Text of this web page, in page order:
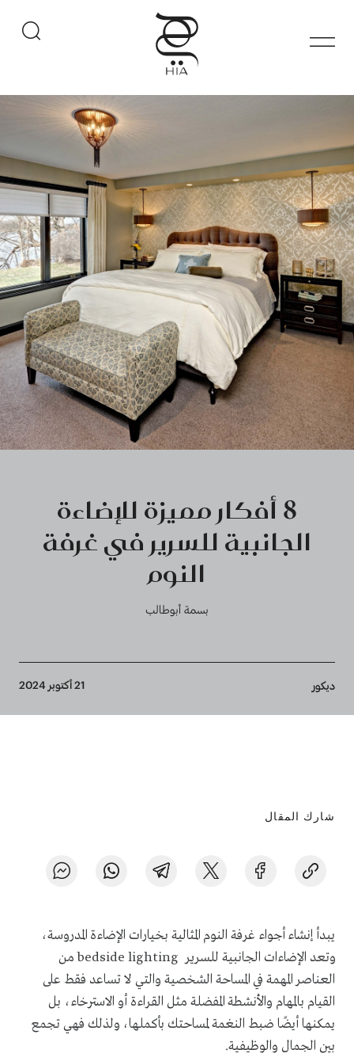
8 أفكار مميزة للإضاءة
الجانبية للسرير في غرفة
النوم
بسمة أبوطالب
Breadcrumb
ديكور 21 أكتوبر 2024
شارك المقال
يبدأ إنشاء أجواء غرفة النوم المثالية بخيارات الإضاءة المدروسة،
وتعد الإضاءات الجانبية للسرير bedside lighting من
العناصر المهمة في المساحة الشخصية والتي لا تساعد فقط على
القيام بالمهام والأنشطة المفضلة مثل القراءة أو الاسترخاء، بل
يمكنها أيضًا ضبط النغمة لمساحتك بأكملها، ولذلك فهي تجمع
بين الجمال والوظيفية.